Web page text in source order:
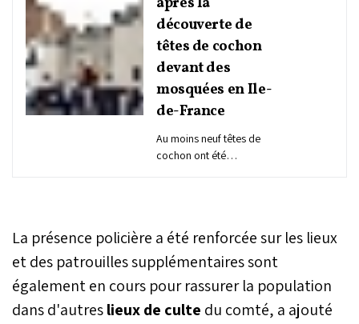
découverte de
têtes de cochon
devant des
mosquées en Ile-
de-France
Au moins neuf têtes de
cochon ont été
l'indignation jusqu'au
sommet de l'Etat, le
président Emmanuel
Macron apportant son
soutien à la communauté
La présence policière a été renforcée sur les lieux
et des patrouilles supplémentaires sont
également en cours pour rassurer la population
dans d'autreslieux de culte du comté, a ajouté